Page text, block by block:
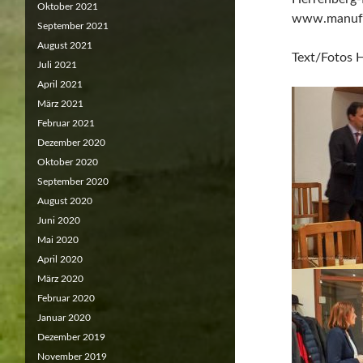
Text/Fotos
Oktober 2021
September 2021
August 2021
Juli 2021
April 2021
März 2021
Februar 2021
Dezember 2020
Oktober 2020
September 2020
August 2020
Juni 2020
Mai 2020
April 2020
März 2020
Februar 2020
Januar 2020
Dezember 2019
November 2019